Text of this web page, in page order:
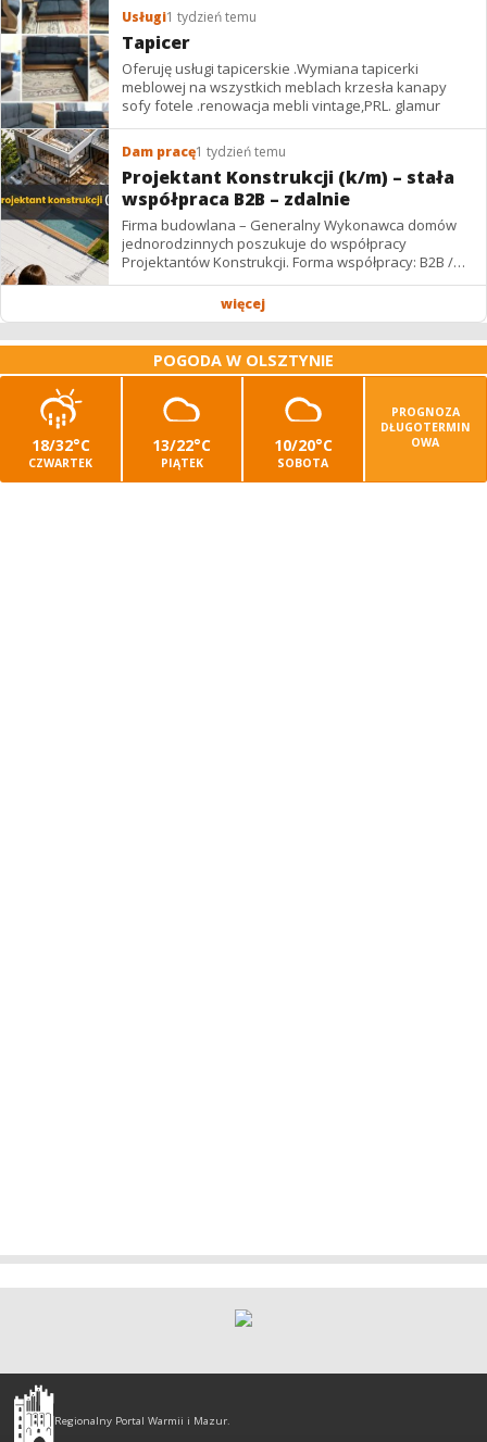
Usługi1 tydzień temu
Tapicer
Oferuję usługi tapicerskie .Wymiana tapicerki
meblowej na wszystkich meblach krzesła kanapy
sofy fotele .renowacja mebli vintage,PRL. glamur
Dam pracę1 tydzień temu
Projektant Konstrukcji (k/m) – stała
współpraca B2B – zdalnie
Firma budowlana – Generalny Wykonawca domów
jednorodzinnych poszukuje do współpracy
Projektantów Konstrukcji. Forma współpracy: B2B /
podwykonawstwo – zdalnie. Wynagrodzenie: ✔
więcej
POGODA W OLSZTYNIE
18/32°C
CZWARTEK
13/22°C
PIĄTEK
10/20°C
SOBOTA
PROGNOZA
DŁUGOTERMIN
OWA
Olsztyn
-
Regionalny Portal Warmii i Mazur.